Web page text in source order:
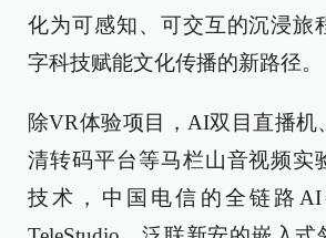
化为可感知、可交互的沉浸旅
字科技赋能文化传播的新路径。
除VR体验项目，AI双目直播机
清转码平台等马栏山音视频实
技术，中国电信的全链路